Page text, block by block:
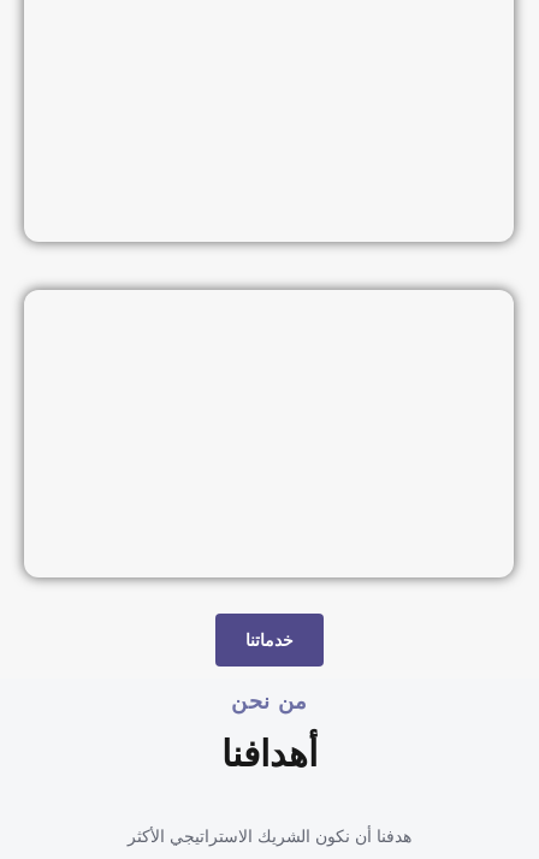
خدماتنا
من نحن
أهدافنا
هدفنا أن نكون الشريك الاستراتيجي الأكثر